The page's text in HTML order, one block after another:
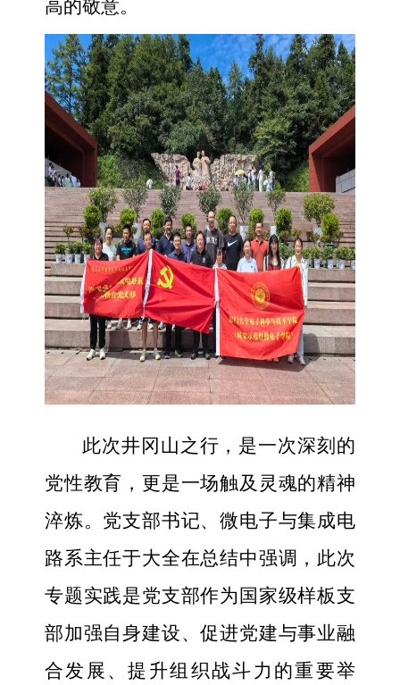
高的敬意。
此次井冈山之行，是一次深刻的
党性教育，更是一场触及灵魂的精神
淬炼。党支部书记、微电子与集成电
路系主任于大全在总结中强调，此次
专题实践是党支部作为国家级样板支
部加强自身建设、促进党建与事业融
合发展、提升组织战斗力的重要举